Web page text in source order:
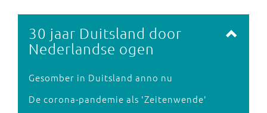
30 jaar Duitsland door
Nederlandse ogen
Gesomber in Duitsland anno nu
De corona-pandemie als 'Zeitenwende'